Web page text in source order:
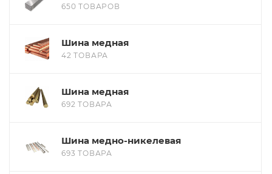
650 ТОВАРОВ
Шина медная
42 ТОВАРА
Шина медная
692 ТОВАРА
Шина медно-никелевая
693 ТОВАРА